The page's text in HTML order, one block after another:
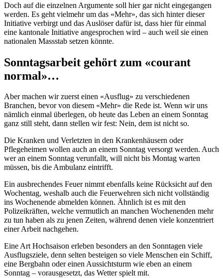
Doch auf die einzelnen Argumente soll hier gar nicht eingegangen
werden. Es geht vielmehr um das «Mehr», das sich hinter dieser
Initiative verbirgt und das Auslöser dafür ist, dass hier für einmal
eine kantonale Initiative angesprochen wird – auch weil sie einen
nationalen Massstab setzen könnte.
Sonntagsarbeit gehört zum «courant
normal»…
Aber machen wir zuerst einen «Ausflug» zu verschiedenen
Branchen, bevor von diesem «Mehr» die Rede ist. Wenn wir uns
nämlich einmal überlegen, ob heute das Leben an einem Sonntag
ganz still steht, dann stellen wir fest: Nein, dem ist nicht so.
Die Kranken und Verletzten in den Krankenhäusern oder
Pflegeheimen wollen auch an einem Sonntag versorgt werden. Auch
wer an einem Sonntag verunfallt, will nicht bis Montag warten
müssen, bis die Ambulanz eintrifft.
Ein ausbrechendes Feuer nimmt ebenfalls keine Rücksicht auf den
Wochentag, weshalb auch die Feuerwehren sich nicht vollständig
ins Wochenende abmelden können. Ähnlich ist es mit den
Polizeikräften, welche vermutlich an manchen Wochenenden mehr
zu tun haben als zu jenen Zeiten, während denen viele konzentriert
einer Arbeit nachgehen.
Eine Art Hochsaison erleben besonders an den Sonntagen viele
Ausflugsziele, denn selten besteigen so viele Menschen ein Schiff,
eine Bergbahn oder einen Aussichtsturm wie eben an einem
Sonntag – vorausgesetzt, das Wetter spielt mit.